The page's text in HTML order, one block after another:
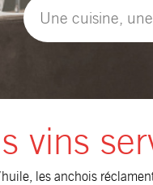
vins
les anchois